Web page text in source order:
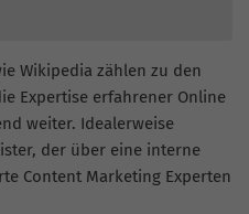
Wikipedia zählen zu den
Expertise erfahrener Online
weiter. Idealerweise
der über eine interne
Content Marketing Experten